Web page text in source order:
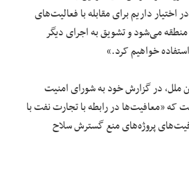
اختیار داریم برای مقابله با فعالیت‌های
منطقه می‌شود و تشویق به اجرای دیگر
خواهیم کرد.»
ملل، در گزارش خود به شورای امنیت
که «معافیت‌ها در رابطه با تجارت نفت با
پروژه‌های منع گسترش سلاح